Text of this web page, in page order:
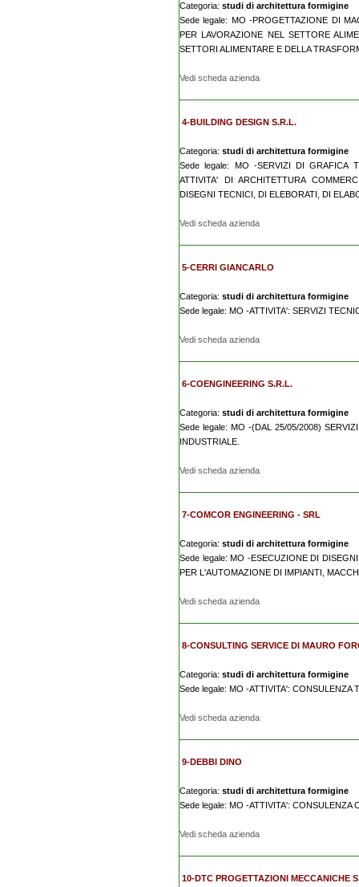
Categoria: studi di architettura formigine
Sede legale: MO -PROGETTAZIONE DI
PER LAVORAZIONE NEL SETTORE
SETTORI ALIMENTARE E DELLA
Vedi scheda azienda
4-BUILDING DESIGN S.R.L.
Categoria: studi di architettura formigine
Sede legale: MO -SERVIZI DI GRAFICA
ATTIVITA' DI ARCHITETTURA
DISEGNI TECNICI, DI ELEBORATI, DI
Vedi scheda azienda
5-CERRI GIANCARLO
Categoria: studi di architettura formigine
Sede legale: MO -ATTIVITA': SERVIZI
Vedi scheda azienda
6-COENGINEERING S.R.L.
Categoria: studi di architettura formigine
Sede legale: MO -(DAL 25/05/2008)
INDUSTRIALE.
Vedi scheda azienda
7-COMCOR ENGINEERING - SRL
Categoria: studi di architettura formigine
Sede legale: MO -ESECUZIONE DI
PER L'AUTOMAZIONE DI IMPIANTI,
Vedi scheda azienda
8-CONSULTING SERVICE DI MAURO
Categoria: studi di architettura formigine
Sede legale: MO -ATTIVITA':
Vedi scheda azienda
9-DEBBI DINO
Categoria: studi di architettura formigine
Sede legale: MO -ATTIVITA': CONSULENZA
Vedi scheda azienda
10-DTC PROGETTAZIONI MECCANICHE